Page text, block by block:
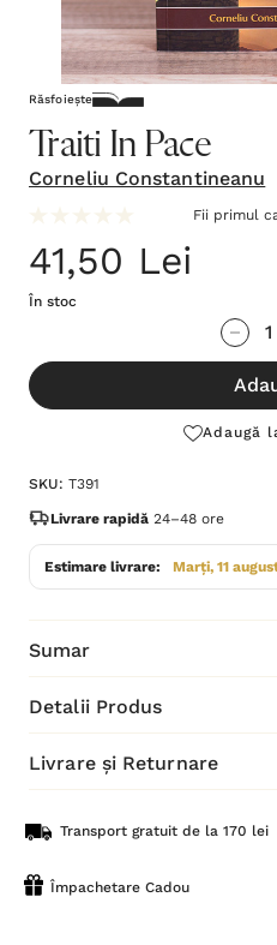
Răsfoiește
Traiti In Pace
Corneliu Constantineanu
Fii primul
41,50 Lei
În stoc
te!
Stocul
Adaugă
SKU: T391
Livrare rapidă 24–48 ore
Estimare livrare: Marți, 11
Sumar
Detalii Produs
Livrare și Returnare
Transport gratuit de la 170 lei
Împachetare Cadou